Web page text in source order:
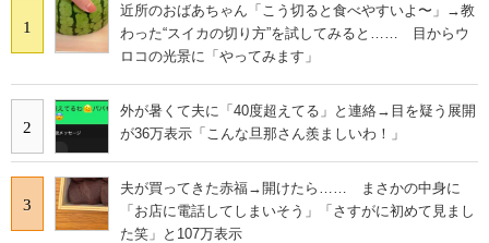
1
近所のおばあちゃん「こう切ると食べやすいよ〜」→教
わった“スイカの切り方”を試してみると…… 目からウ
ロコの光景に「やってみます」
2
外が暑くて夫に「40度超えてる」と連絡→目を疑う展開
が36万表示「こんな旦那さん羨ましいわ！」
3
夫が買ってきた赤福→開けたら…… まさかの中身に
「お店に電話してしまいそう」「さすがに初めて見まし
た笑」と107万表示